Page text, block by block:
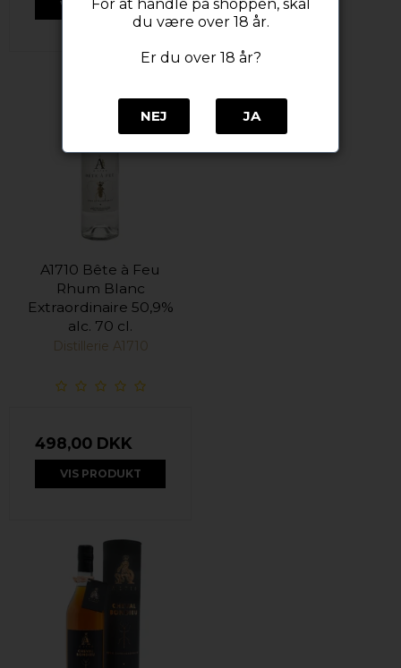
VIS PRODUKT
A1710 Bête à Feu
Rhum Blanc
Extraordinaire 50,9%
alc. 70 cl.
Distillerie A1710
498,00 DKK
VIS PRODUKT
For at handle på shoppen, skal
du være over 18 år.
Er du over 18 år?
NEJ JA